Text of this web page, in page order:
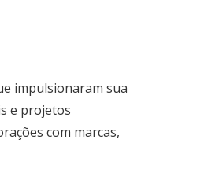
impulsionaram sua
e projetos
com marcas,